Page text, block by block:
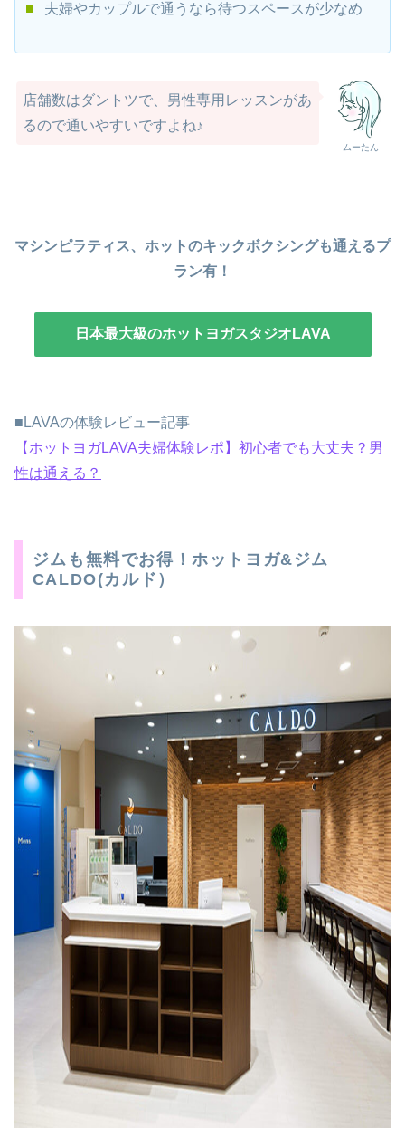
夫婦やカップルで通うなら待つスペースが少なめ
ムーたん
店舗数はダントツで、男性専用レッスンがあ
るので通いやすいですよね♪
マシンピラティス、ホットのキックボクシングも通えるプ
ラン有！
日本最大級のホットヨガスタジオLAVA
■LAVAの体験レビュー記事
【ホットヨガLAVA夫婦体験レポ】初心者でも大丈夫？男
性は通える？
ジムも無料でお得！ホットヨガ&ジム
CALDO(カルド）